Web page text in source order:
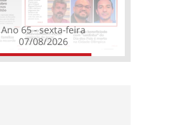
Ano 65 - sexta-feira
07/08/2026